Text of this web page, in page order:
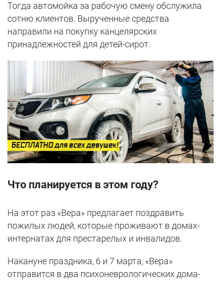
Тогда автомойка за рабочую смену обслужила
сотню клиентов. Вырученные средства
направили на покупку канцелярских
принадлежностей для детей-сирот.
Что планируется в этом году?
На этот раз «Вера» предлагает поздравить
пожилых людей, которые проживают в домах-
интернатах для престарелых и инвалидов.
Накануне праздника, 6 и 7 марта, «Вера»
отправится в два психоневрологических дома-